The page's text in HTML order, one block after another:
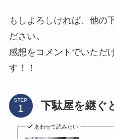
もしよろしければ、他の
ださい。
感想をコメントでいただ
す！！
STEP 下駄屋を継ぐ
あわせて読みたい